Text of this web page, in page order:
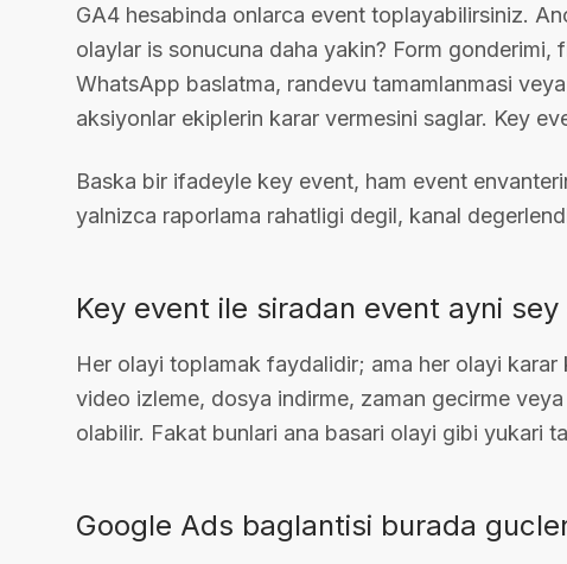
GA4 hesabinda onlarca event toplayabilirsiniz.
olaylar is sonucuna daha yakin? Form
WhatsApp baslatma, randevu tamamlanmasi
aksiyonlar ekiplerin karar vermesini saglar. Key
Baska bir ifadeyle key event, ham event
yalnizca raporlama rahatligi degil, kanal
Key event ile siradan event ayni
Her olayi toplamak faydalidir; ama her olayi
video izleme, dosya indirme, zaman gecirme
olabilir. Fakat bunlari ana basari olayi gibi yukari
Google Ads baglantisi burada